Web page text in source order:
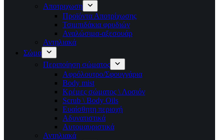
Αποτριχωση
Προϊόντα Αποτρίχωσης
Τσιμπιδάκια φρυδιών
Αναλώσιμα-αξεσουάρ
Αντηλιακά
Σώμα
Περιποίηση σώματος
Αφρόλουτρο/Σφουγγάρια
Body mist
Κρέμες σώματος \ Λοσιόν
Scrub \ Body Oils
Ευαίσθητη περιοχή
Αδυνατιστικά
Αυτομαυριστικά
Αντηλιακά